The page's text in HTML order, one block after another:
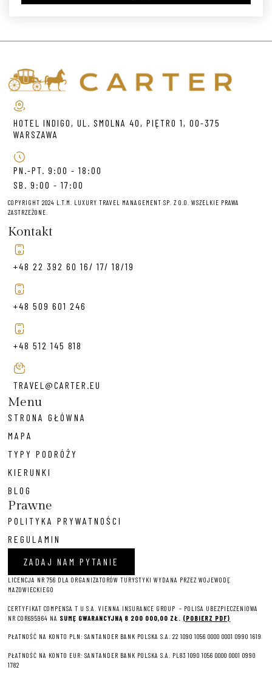
HOTEL INDIGO, UL. SMOLNA 40, PIĘTRO 1, 00-375
WARSZAWA
PN.-PT. 9:00 - 18:00
SB. 9:00 - 17:00
COPYRIGHT 2024 L.T.M. LUXURY TRAVEL MANAGEMENT SP. Z O.O. WSZELKIE PRAWA
ZASTRZEŻONE.
Kontakt
+48 22 392 60 16/ 17/ 18/19
+48 509 601 246
+48 512 145 818
TRAVEL@CARTER.EU
Menu
STRONA GŁÓWNA
MAPA
TYPY PODRÓŻY
KIERUNKI
BLOG
Prawne
POLITYKA PRYWATNOŚCI
REGULAMIN
ZADAJ NAM PYTANIE
LICENCJA NR 756 DLA ORGANIZATORÓW TURYSTYKI WYDANA PRZEZ WOJEWODĘ
MAZOWIECKIEGO
CERTYFIKAT COMPENSA T U S.A. VIENNA INSURANCE GROUP – POLISA UBEZPIECZENIOWA
NR COR695964 NA SUMĘ GWARANCYJNĄ 8 200 000,00 ZŁ. (POBIERZ PDF)
PŁATNOŚĆ NA KONTO PLN: SANTANDER BANK POLSKA S.A. 22 1090 1056 0000 0001 0990 1619
PŁATNOŚĆ NA KONTO EUR: SANTANDER BANK POLSKA S.A. PL83 1090 1056 0000 0001 0990
1782